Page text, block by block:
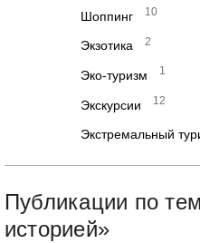
Шоппинг 10
Экзотика 2
Эко-туризм 1
Экскурсии 12
Экстремальный
Публикации по
историей»